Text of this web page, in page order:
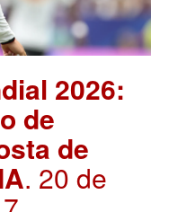
2026:
de
de
. 20 de